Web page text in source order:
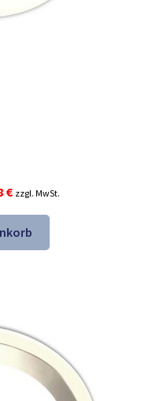
€Aktueller
Preis
ist:
13,98 €.
zzgl. MwSt.